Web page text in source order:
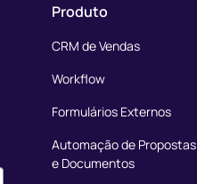
Produto
CRM de Vendas
Workflow
Formulários Externos
Automação de Propostas
e Documentos